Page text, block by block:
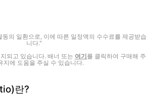
의 일환으로, 이에 따른 일정액의 수수료를 제공받습
니다."
되고 있습니다. 배너 또는 여기를 클릭하여 구매해 주
지에 도움을 주실 수 있습니다.
란?